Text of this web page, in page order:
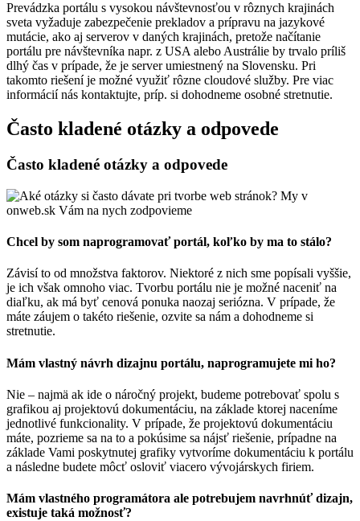
Prevádzka portálu s vysokou návštevnosťou v rôznych krajinách
sveta vyžaduje zabezpečenie prekladov a prípravu na jazykové
mutácie, ako aj serverov v daných krajinách, pretože načítanie
portálu pre návštevníka napr. z USA alebo Austrálie by trvalo príliš
dlhý čas v prípade, že je server umiestnený na Slovensku. Pri
takomto riešení je možné využiť rôzne cloudové služby. Pre viac
informácií nás kontaktujte, príp. si dohodneme osobné stretnutie.
Často kladené otázky a odpovede
Často kladené otázky a odpovede
Chcel by som naprogramovať portál, koľko by ma to stálo?
Závisí to od množstva faktorov. Niektoré z nich sme popísali vyššie,
je ich však omnoho viac. Tvorbu portálu nie je možné naceniť na
diaľku, ak má byť cenová ponuka naozaj seriózna. V prípade, že
máte záujem o takéto riešenie, ozvite sa nám a dohodneme si
stretnutie.
Mám vlastný návrh dizajnu portálu, naprogramujete mi ho?
Nie – najmä ak ide o náročný projekt, budeme potrebovať spolu s
grafikou aj projektovú dokumentáciu, na základe ktorej naceníme
jednotlivé funkcionality. V prípade, že projektovú dokumentáciu
máte, pozrieme sa na to a pokúsime sa nájsť riešenie, prípadne na
základe Vami poskytnutej grafiky vytvoríme dokumentáciu k portálu
a následne budete môcť osloviť viacero vývojárskych firiem.
Mám vlastného programátora ale potrebujem navrhnúť dizajn,
existuje taká možnosť?